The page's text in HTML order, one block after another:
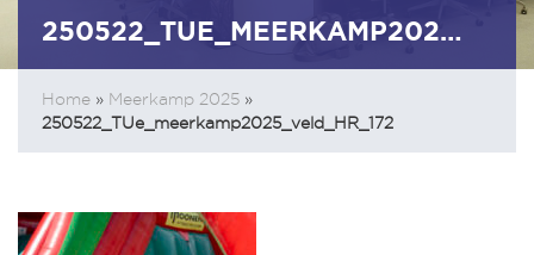
250522_TUE_MEERKAMP2025_VELD_HR_172
Home » Meerkamp 2025 »
250522_TUe_meerkamp2025_veld_HR_172